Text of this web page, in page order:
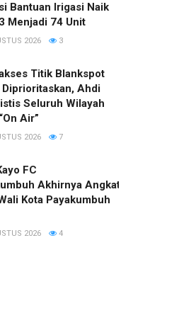
Bantuan Irigasi Naik
Menjadi 74 Unit
2026 3
Titik Blankspot
Diprioritaskan, Ahdi
Seluruh Wilayah
Air”
2026 7
FC
Akhirnya Angkat Trofi
Kota Payakumbuh
2026 4